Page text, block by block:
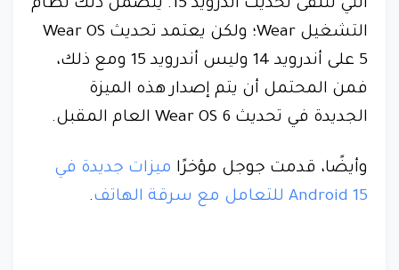
التي تتلقى تحديث أندرويد 15. يتضمن ذلك نظام
التشغيل Wear؛ ولكن يعتمد تحديث Wear OS
5 على أندرويد 14 وليس أندرويد 15 ومع ذلك،
فمن المحتمل أن يتم إصدار هذه الميزة
الجديدة في تحديث Wear OS 6 العام المقبل.
وأيضًا، قدمت جوجل مؤخرًا ميزات جديدة في
Android 15 للتعامل مع سرقة الهاتف
.